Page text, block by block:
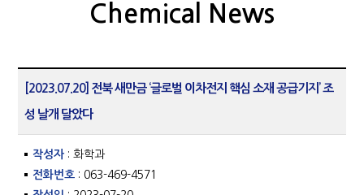
Chemical News
[2023.07.20] 전북 새만금 ‘글로벌 이차전지 핵심 소재 공급기지’ 조
성 날개 달았다
작성자 : 화학과
전화번호 : 063-469-4571